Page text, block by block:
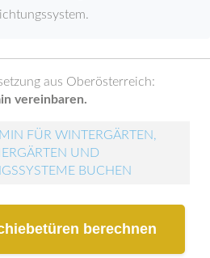
aus Oberösterreich:
vereinbaren.
FÜR WINTERGÄRTEN,
UND
BUCHEN
berechnen